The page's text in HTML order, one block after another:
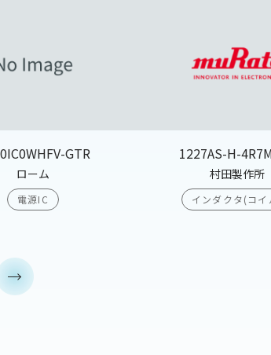
GTR
ローム
電源IC
1227AS-H-
村田製作所
インダクタ(コイ